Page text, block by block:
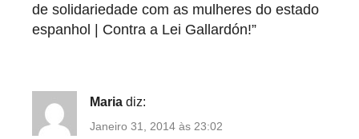
de solidariedade com as mulheres do estado
espanhol | Contra a Lei Gallardón!”
Maria diz:
Janeiro 31, 2014 às 23:02